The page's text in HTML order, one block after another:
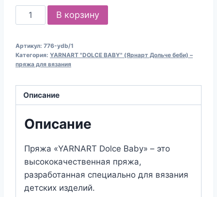
Количество
товара
для
вязания
"DOLCE
BABY"
Серо-
В корзину
Артикул: 776-ydb/1
Категория: YARNART "DOLCE BABY" (Ярнарт Дольче беби) –
пряжа для вязания
Описание
Описание
Пряжа «YARNART Dolce Baby» – это
высококачественная пряжа,
разработанная специально для вязания
детских изделий.